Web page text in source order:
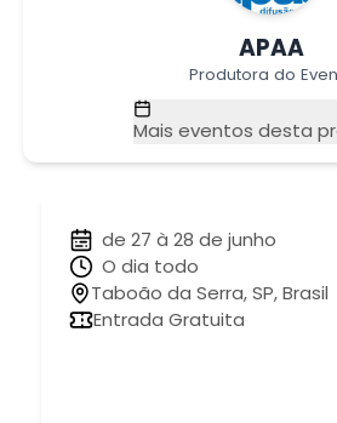
APAA
Produtora do
Mais eventos desta
de 27 à 28 de junho
O dia todo
Taboão da Serra, SP, Brasil
Entrada Gratuita